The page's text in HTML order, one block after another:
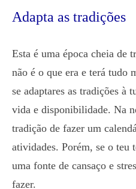
Adapta as tradições
Esta é uma época cheia de
não é o que era e terá tudo
se adaptares as tradições à
vida e disponibilidade. Na
tradição de fazer um
atividades. Porém, se o teu
uma fonte de cansaço e
fazer.